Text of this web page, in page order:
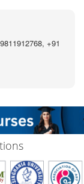
+91